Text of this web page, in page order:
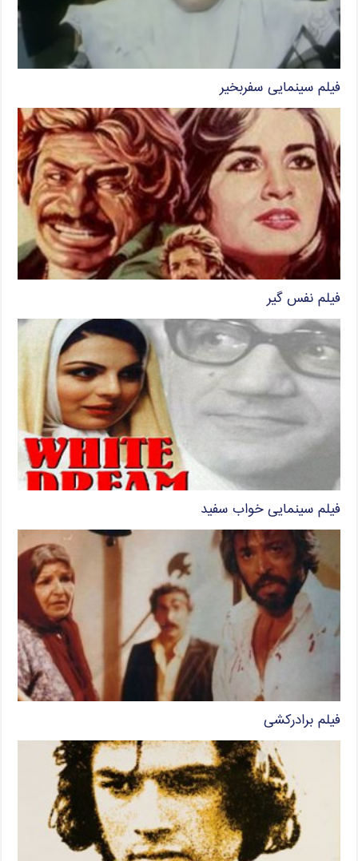
فیلم سینمایی سفربخیر
فیلم نفس گیر
فیلم سینمایی خواب سفید
فیلم برادرکشی